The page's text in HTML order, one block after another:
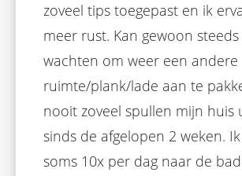
zoveel tips toegepast en ik
meer rust. Kan gewoon
wachten om weer een andere
ruimte/plank/lade aan te
nooit zoveel spullen mijn huis
sinds de afgelopen 2 weken.
soms 10x per dag naar de